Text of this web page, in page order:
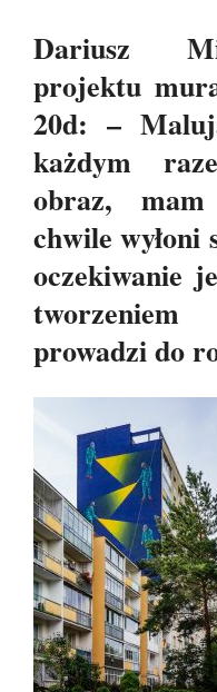
Dariusz
projektu
20d: –
każdym
obraz,
chwile wyłoni
oczekiwanie
prowadzi do